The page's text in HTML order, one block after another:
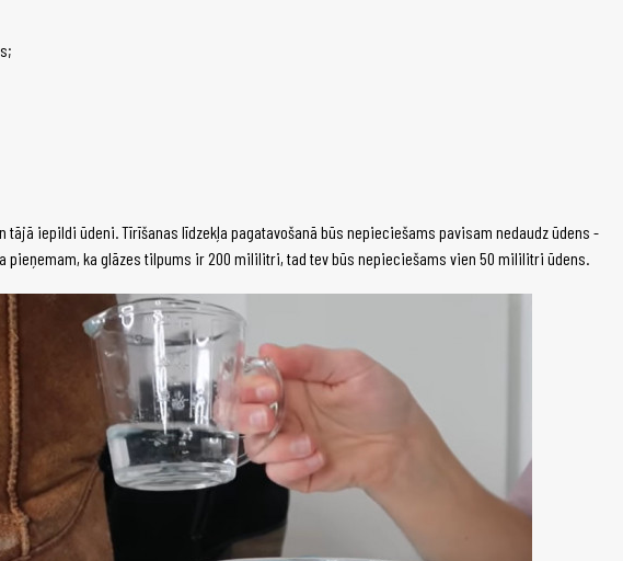
tājā iepildi ūdeni. Tīrīšanas līdzekļa pagatavošanā būs nepieciešams pavisam nedaudz ūdens -
pieņemam, ka glāzes tilpums ir 200 mililitri, tad tev būs nepieciešams vien 50 mililitri ūdens.